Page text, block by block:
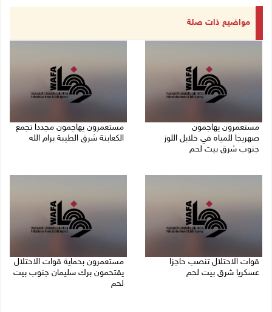
مواضيع ذات صلة
مستعمرون يهاجمون
صهريجا للمياه في خلايل اللوز
جنوب شرق بيت لحم
مستعمرون يهاجمون مجددا تجمع
الكعابنة شرق الطيبة برام الله
قوات الاحتلال تنصب حاجزا
عسكريا شرق بيت لحم
مستعمرون بحماية قوات الاحتلال
يقتحمون برك سليمان جنوب بيت
لحم